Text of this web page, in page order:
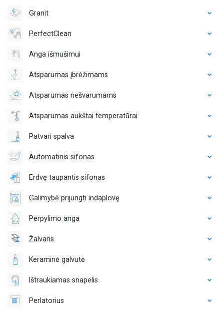
Granit
PerfectClean
Anga išmušimui
Atsparumas įbrėžimams
Atsparumas nešvarumams
Atsparumas aukštai temperatūrai
Patvari spalva
Automatinis sifonas
Erdvę taupantis sifonas
Galimybė prijungti indaplovę
Perpylimo anga
Žalvaris
Keraminė galvutė
Ištraukiamas snapelis
Perlatorius